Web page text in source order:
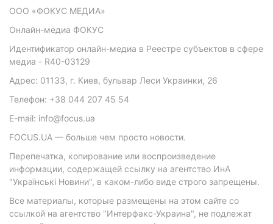
ООО «ФОКУС МЕДИА»
Онлайн-медиа ФОКУС
Идентификатор онлайн-медиа в Реестре субъектов в сфере
медиа - R40-03129
Адрес: 01133, г. Киев, бульвар Леси Украинки, 26
Телефон: +38 044 207 45 54
E-mail: info@focus.ua
FOCUS.UA — больше чем просто новости.
Перепечатка, копирование или воспроизведение
информации, содержащей ссылку на агентство ИнА
"Українські Новини", в каком-либо виде строго запрещены.
Все материалы, которые размещены на этом сайте со
ссылкой на агентство "Интерфакс-Украина", не подлежат